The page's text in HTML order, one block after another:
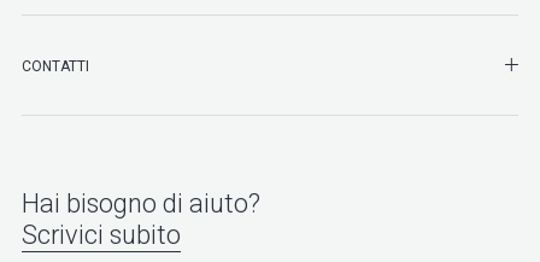
CONTATTI
Hai bisogno di aiuto?
Scrivici subito